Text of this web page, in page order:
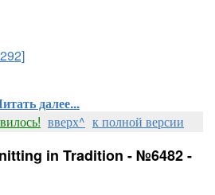
далее...
вверх^ к полной версии
in Tradition - №6482 -